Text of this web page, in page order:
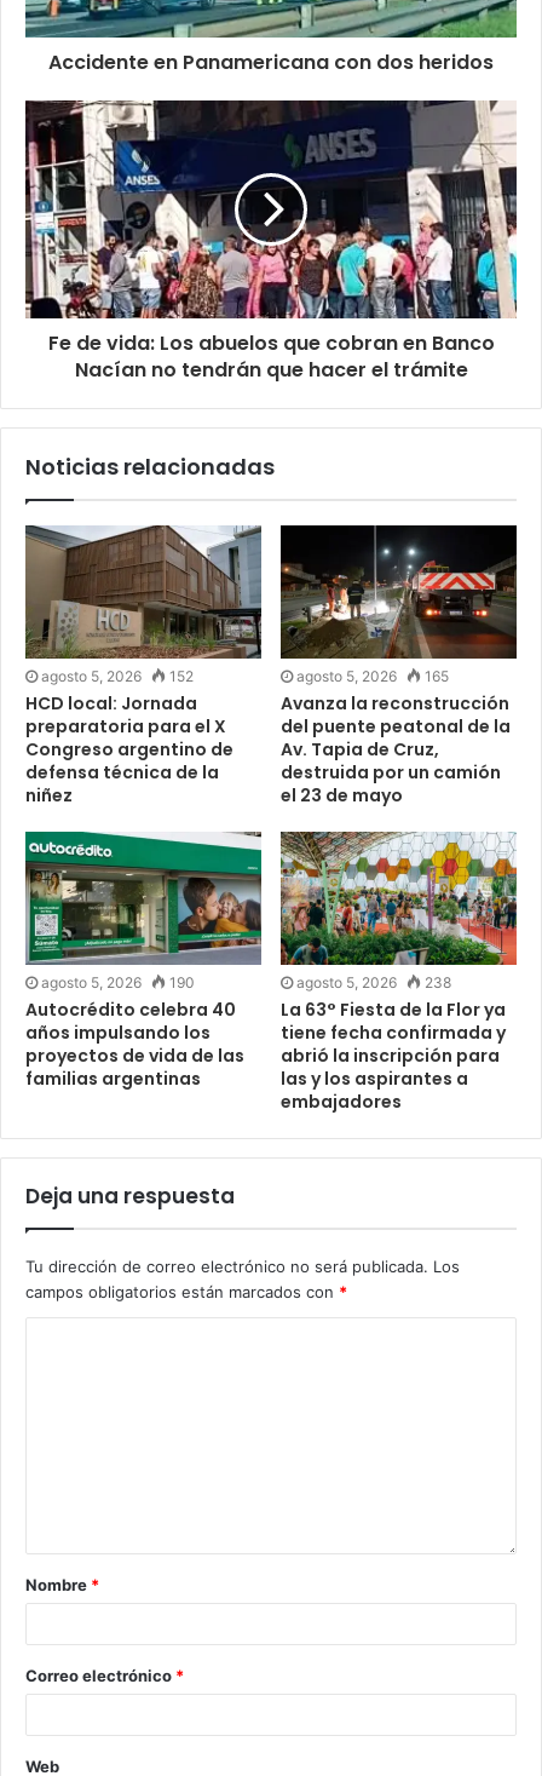
Accidente en Panamericana con dos heridos
Fe de vida: Los abuelos que cobran en Banco
Nacían no tendrán que hacer el trámite
Noticias relacionadas
agosto 5, 2026 152
HCD local: Jornada
preparatoria para el X
Congreso argentino de
defensa técnica de la
niñez
agosto 5, 2026 165
Avanza la reconstrucción
del puente peatonal de la
Av. Tapia de Cruz,
destruida por un camión
el 23 de mayo
agosto 5, 2026 190
Autocrédito celebra 40
años impulsando los
proyectos de vida de las
familias argentinas
agosto 5, 2026 238
La 63° Fiesta de la Flor ya
tiene fecha confirmada y
abrió la inscripción para
las y los aspirantes a
embajadores
Deja una respuesta
Tu dirección de correo electrónico no será publicada. Los
campos obligatorios están marcados con *
Nombre *
Correo electrónico *
Web